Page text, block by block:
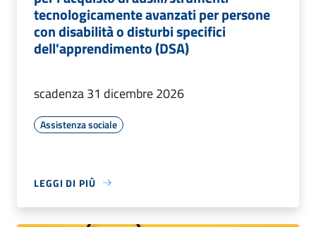
tecnologicamente avanzati per persone
con disabilità o disturbi specifici
dell'apprendimento (DSA)
scadenza 31 dicembre 2026
Assistenza sociale
LEGGI DI PIÙ